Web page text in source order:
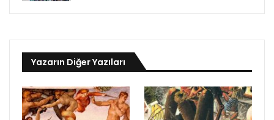
Yazarın Diğer Yazıları